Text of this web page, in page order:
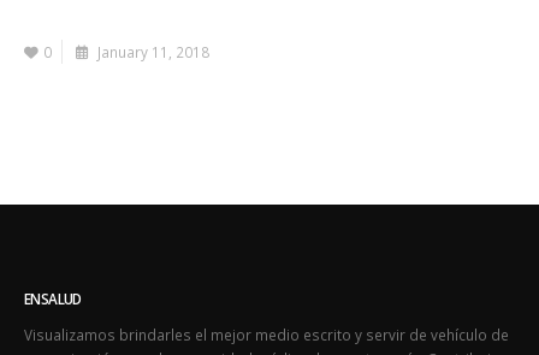
0 January 11, 2018
ENSALUD
Visualizamos brindarles el mejor medio escrito y servir de vehículo de